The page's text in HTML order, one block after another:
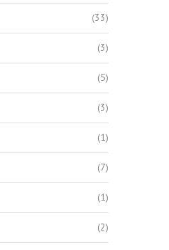
(33)
(3)
(5)
(3)
(1)
(7)
(1)
(2)